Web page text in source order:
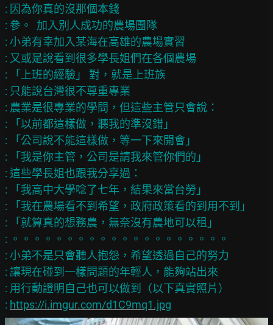
: 因為你真的沒那個本錢
: 參。  加入別人成功的農場團隊
: 小弟有幸加入某海在高雄的農場實習
: 又或是說看到很多學長姐們在各個農場
: 「上班的經驗」 對，就是上班族
: 只能說台灣很不尊重專業
: 農業是很專業的學問，但這些主管只會說：
: 「以前都這樣做，聽我的準沒錯」
: 「公司說不能這樣做，等一下來開會」
: 「我是你主管，公司是請我來管你們的」
: 這些學長姐也跟我分享過：
: 「我高中大學唸了七年，結果來當台勞」
: 「我在農場看不到希望，政府政策看的到用不到」
: 「就算真的想務農，無奈沒有農地可以租」
: 。。。。。。。。。。。。。。。。。。。。
: 小弟不是只會聽人抱怨，希望透過自己的努力
: 讓現在碰到一樣問題的年輕人，能夠站出來
: 用行動證明自己也可以做到（以下真實照片）
: https://i.imgur.com/d1C9mq1.jpg